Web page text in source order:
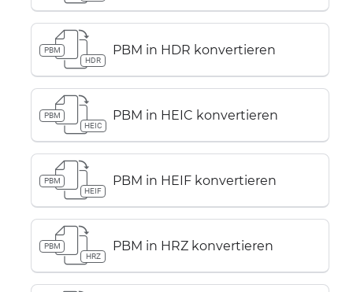
PBM
HDR
PBM in HDR konvertieren
PBM
HEIC
PBM in HEIC konvertieren
PBM
HEIF
PBM in HEIF konvertieren
PBM
HRZ
PBM in HRZ konvertieren